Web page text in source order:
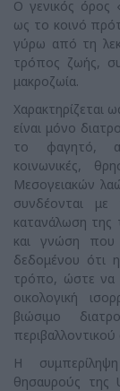
Ο γενικός όρος
ως το κοινό
γύρω από τη
τρόπος ζωής,
μακροζωία.
Χαρακτηρίζεται
είναι μόνο
το φαγητό,
κοινωνικές,
Μεσογειακών
συνδέονται
κατανάλωση της
και γνώση
δεδομένου ότι
τρόπο, ώστε να
οικολογική
βιώσιμο
Η
θησαυρούς της